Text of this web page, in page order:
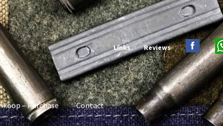
Links Reviews
– Purchase Contact